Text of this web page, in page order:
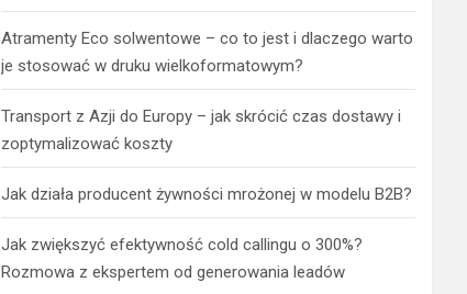
Atramenty Eco solwentowe – co to jest i dlaczego warto
je stosować w druku wielkoformatowym?
Transport z Azji do Europy – jak skrócić czas dostawy i
zoptymalizować koszty
Jak działa producent żywności mrożonej w modelu B2B?
Jak zwiększyć efektywność cold callingu o 300%?
Rozmowa z ekspertem od generowania leadów